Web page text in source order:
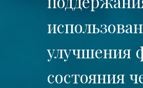
улучшения
состояния